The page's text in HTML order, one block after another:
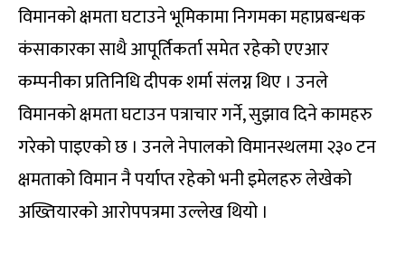
विमानको क्षमता घटाउने भूमिकामा निगमका महाप्रबन्धक
कंसाकारका साथै आपूर्तिकर्ता समेत रहेको एएआर
कम्पनीका प्रतिनिधि दीपक शर्मा संलग्न थिए । उनले
विमानको क्षमता घटाउन पत्राचार गर्ने, सुझाव दिने कामहरु
गरेको पाइएको छ । उनले नेपालको विमानस्थलमा २३० टन
क्षमताको विमान नै पर्याप्त रहेको भनी इमेलहरु लेखेको
अख्तियारको आरोपपत्रमा उल्लेख थियो ।